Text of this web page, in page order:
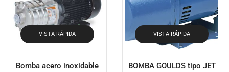
VISTA RÁPIDA
Bomba acero inoxidable
VISTA RÁPIDA
BOMBA GOULDS tipo JET